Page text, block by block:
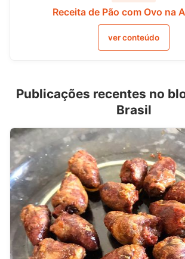
Receita de Pão com Ovo na
ver conteúdo
Publicações recentes no
Brasil